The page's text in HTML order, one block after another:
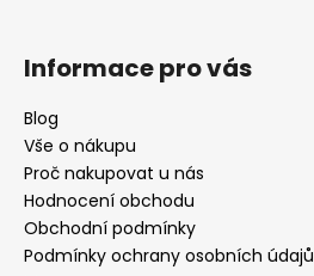
Informace pro vás
Blog
Vše o nákupu
Proč nakupovat u nás
Hodnocení obchodu
Obchodní podmínky
Podmínky ochrany osobních údajů